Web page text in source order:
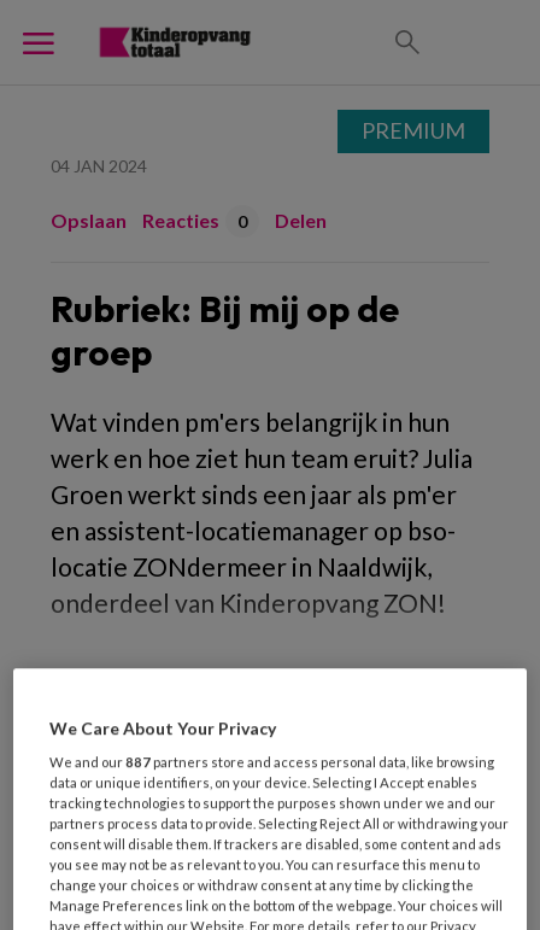
04 JAN 2024
Opslaan Reacties 0 Delen
Rubriek: Bij mij op de
groep
Wat vinden pm'ers belangrijk in hun
werk en hoe ziet hun team eruit? Julia
Groen werkt sinds een jaar als pm'er
en assistent-locatiemanager op bso-
locatie ZONdermeer in Naaldwijk,
onderdeel van Kinderopvang ZON!
REGISTREREN
Wil je dit artikel lezen?
Maak gratis een account aan en lees 2
artikelen gratis per maand
PREMIUM
We Care About Your Privacy
We and our887 partners store and access personal data, like browsing
data or unique identifiers, on your device. Selecting I Accept enables
tracking technologies to support the purposes shown under we and our
partners process data to provide. Selecting Reject All or withdrawing your
consent will disable them. If trackers are disabled, some content and ads
you see may not be as relevant to you. You can resurface this menu to
change your choices or withdraw consent at any time by clicking the
Manage Preferences link on the bottom of the webpage. Your choices will
have effect within our Website. For more details, refer to our Privacy